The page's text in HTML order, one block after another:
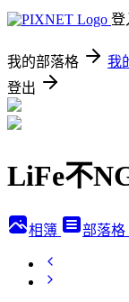
登
我的部落格 我
登出
LiFe不
相簿 部落格